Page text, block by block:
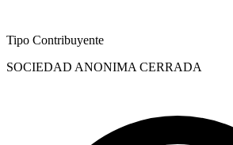
Tipo Contribuyente
SOCIEDAD ANONIMA CERRADA